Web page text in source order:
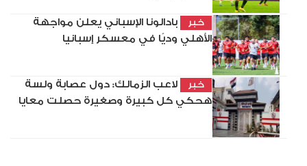
خبر
بادالونا الإسباني يعلن مواجهة
الأهلي وديًا في معسكر إسبانيا
خبر
لاعب الزمالك: دول عصابة ولسة
هحكي كل كبيرة وصغيرة حصلت معايا